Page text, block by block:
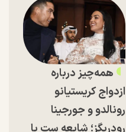
همه‌چیز درباره
ازدواج کریستیانو
رونالدو و جورجینا